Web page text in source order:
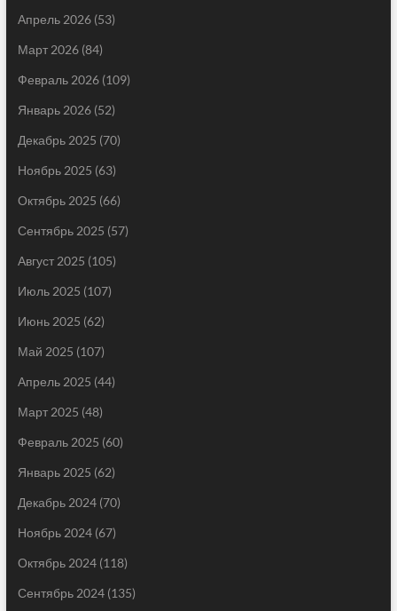
Апрель 2026(53)
Март 2026(84)
Февраль 2026(109)
Январь 2026(52)
Декабрь 2025 (70)
Ноябрь 2025 (63)
Октябрь 2025 (66)
Сентябрь 2025 (57)
Август 2025 (105)
Июль 2025 (107)
Июнь 2025 (62)
Май 2025 (107)
Апрель 2025 (44)
Март 2025 (48)
Февраль 2025 (60)
Январь 2025 (62)
Декабрь 2024(70)
Ноябрь 2024(67)
Октябрь 2024(118)
Сентябрь 2024(135)